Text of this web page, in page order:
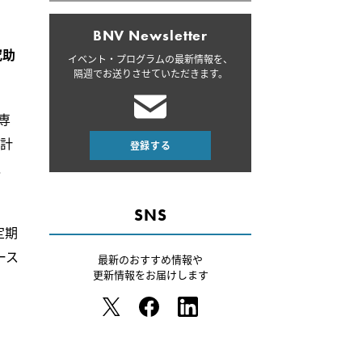
期
ス
BNV Newsletter
イベント・プログラムの最新情報を、
隔週でお送りさせていただきます。
登録する
SNS
最新のおすすめ情報や
更新情報をお届けします